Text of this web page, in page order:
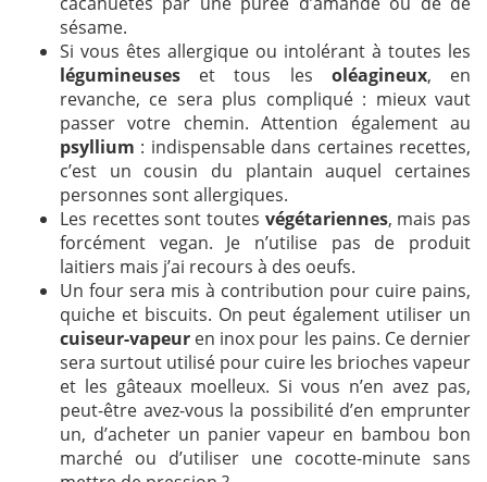
sésame.
Si vous êtes allergique ou intolérant à toutes les
légumineuses et tous les oléagineux, en
revanche, ce sera plus compliqué : mieux vaut
passer votre chemin. Attention également au
psyllium : indispensable dans certaines recettes,
c’est un cousin du plantain auquel certaines
personnes sont allergiques.
Les recettes sont toutes végétariennes, mais pas
forcément vegan. Je n’utilise pas de produit
laitiers mais j’ai recours à des oeufs.
Un four sera mis à contribution pour cuire pains,
quiche et biscuits. On peut également utiliser un
cuiseur-vapeur en inox pour les pains. Ce dernier
sera surtout utilisé pour cuire les brioches vapeur
et les gâteaux moelleux. Si vous n’en avez pas,
peut-être avez-vous la possibilité d’en emprunter
un, d’acheter un panier vapeur en bambou bon
marché ou d’utiliser une cocotte-minute sans